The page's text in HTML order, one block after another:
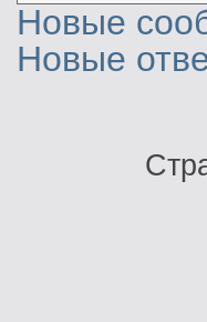
Новые
Новые